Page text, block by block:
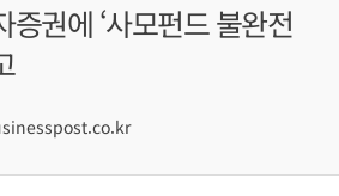
증권에 ‘사모펀드 불완전